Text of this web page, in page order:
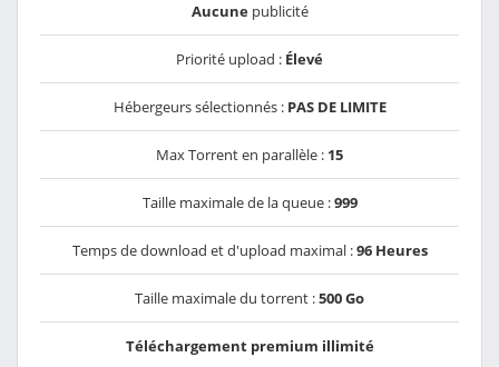
Aucunepublicité
Priorité upload : Élevé
Hébergeurs sélectionnés : PAS DE LIMITE
Max Torrent en parallèle : 15
Taille maximale de la queue :999
Temps de download et d'upload maximal :96 Heures
Taille maximale du torrent :500 Go
Téléchargement premium illimité